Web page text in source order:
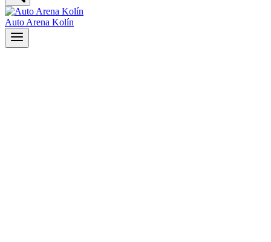
Auto Arena Kolín